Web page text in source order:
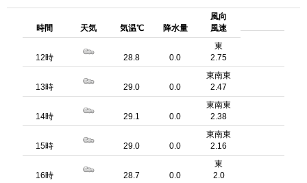
時間 天気 気温℃ 降水量
風向
風速
12時 28.8 0.0
東
2.75
13時 29.0 0.0
東南東
2.47
14時 29.1 0.0
東南東
2.38
15時 29.0 0.0
東南東
2.16
16時 28.7 0.0
東
2.0